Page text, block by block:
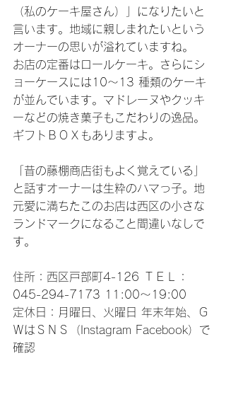
（私のケーキ屋さん）」になりたいと
言います。地域に親しまれたいという
オーナーの思いが溢れていますね。
お店の定番はロールケーキ。さらにシ
ョーケースには10～13 種類のケーキ
が並んでいます。マドレーヌやクッキ
ーなどの焼き菓子もこだわりの逸品。
ギフトＢＯＸもありますよ。
「昔の藤棚商店街もよく覚えている」
と話すオーナーは生粋のハマっ子。地
元愛に満ちたこのお店は西区の小さな
ランドマークになること間違いなしで
す。
住所：西区戸部町4-126 ＴＥＬ：
045-294-7173 11:00～19:00
定休日：月曜日、火曜日 年末年始、Ｇ
ＷはＳＮＳ（Instagram Facebook）で
確認